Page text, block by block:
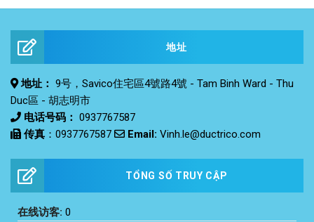
地址
地址： 9号，Savico住宅區4號路4號 - Tam Binh Ward - Thu
Duc區 - 胡志明市
电话号码： 0937767587
传真 ： 0937767587 Email: Vinh.le@ductrico.com
TỔNG SỐ TRUY CẬP
在线访客: 0